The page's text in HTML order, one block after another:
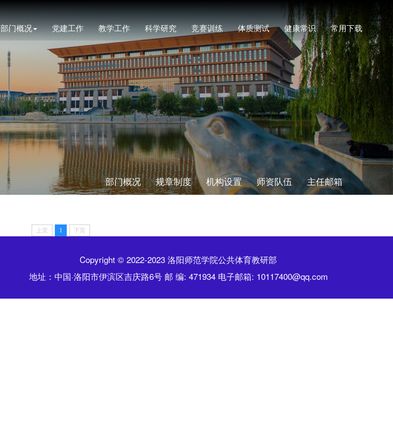
部门概况 党建工作 教学工作 科学研究 竞赛训练 体质测试 健康常识 常用下载
部门概况 规章制度 机构设置 师资队伍 主任邮箱
上页 1 下页
Copyright © 2022-2023 洛阳师范学院公共体育教研部
地址：中国·洛阳市伊滨区吉庆路6号 邮 编: 471934 电子邮箱: 10117400@qq.com